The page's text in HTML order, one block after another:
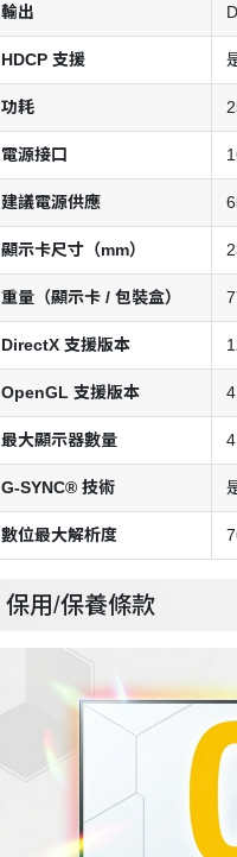
輸出
HDCP 支援
功耗
電源接口
建議電源供應
顯示卡尺寸（mm）
重量（顯示卡 / 包裝盒）
DirectX 支援版本
OpenGL 支援版本
最大顯示器數量 4
G-SYNC® 技術
數位最大解析度
保用/保養條款